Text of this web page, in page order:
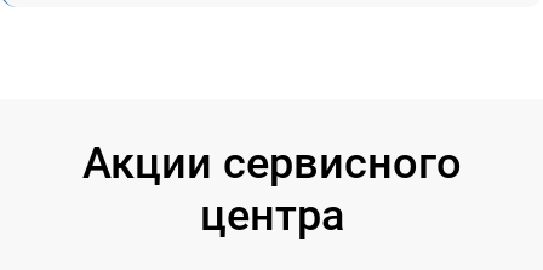
Акции сервисного
центра